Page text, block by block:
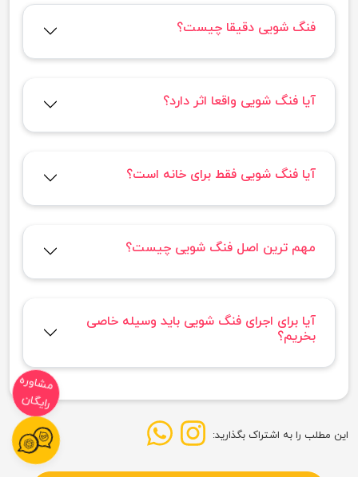
فنگ شویی دقیقا چیست؟
آیا فنگ شویی واقعا اثر دارد؟
آیا فنگ شویی فقط برای خانه است؟
مهم ترین اصل فنگ شویی چیست؟
آیا برای اجرای فنگ شویی باید وسیله خاصی
بخریم؟
این مطلب را به اشتراک بگذارید:
مشاوره
رایگان